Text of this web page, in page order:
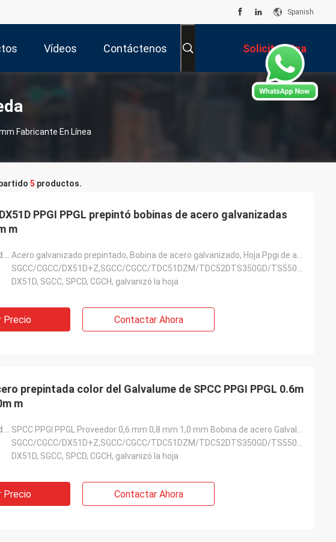
Spanish
Vídeos Contáctenos Solicitar Una
Cotización
Fabricante En Línea
5 productos.
DX51D PPGI PPGL prepintó bobinas de acero galvanizadas
m
Nombre de producto:
DX51D, SGCC, SPCD, CGCH, galvanizó la hoja
Precio Contactar Ahora
prepintada color del Galvalume de SPCC PPGI PPGL 0.6m
m
Nombre de producto:
DX51D, SGCC, SPCD, CGCH, galvanizó la hoja
Precio Contactar Ahora